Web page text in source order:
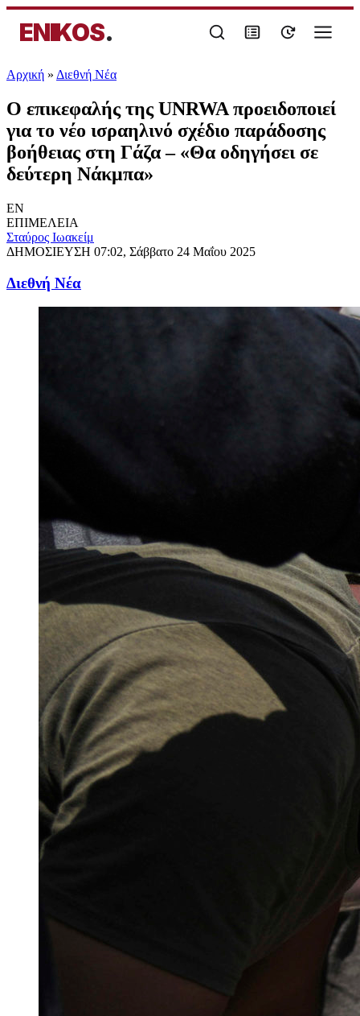
ENIKOS.
Αρχική » Διεθνή Νέα
Ο επικεφαλής της UNRWA προειδοποιεί
για το νέο ισραηλινό σχέδιο παράδοσης
βοήθειας στη Γάζα – «Θα οδηγήσει σε
δεύτερη Νάκμπα»
EN
ΕΠΙΜΕΛΕΙΑ
Σταύρος Ιωακείμ
ΔΗΜΟΣΙΕΥΣΗ 07:02, Σάββατο 24 Μαΐου 2025
Διεθνή Νέα